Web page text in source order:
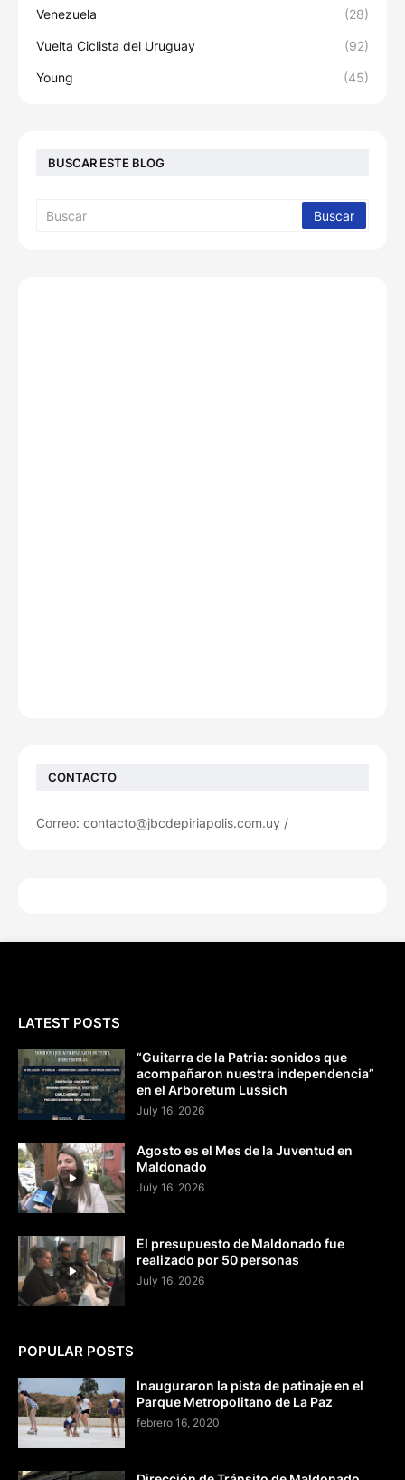
Venezuela (28)
Vuelta Ciclista del Uruguay (92)
Young (45)
BUSCAR ESTE BLOG
CONTACTO
Correo: contacto@jbcdepiriapolis.com.uy /
LATEST POSTS
“Guitarra de la Patria: sonidos que
acompañaron nuestra independencia”
en el Arboretum Lussich
July 16, 2026
Agosto es el Mes de la Juventud en
Maldonado
July 16, 2026
El presupuesto de Maldonado fue
realizado por 50 personas
July 16, 2026
POPULAR POSTS
Inauguraron la pista de patinaje en el
Parque Metropolitano de La Paz
febrero 16, 2020